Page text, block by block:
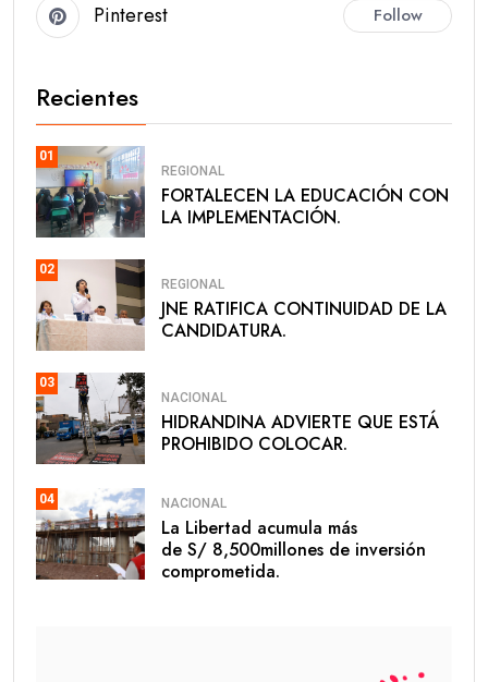
Pinterest Follow
Recientes
01
REGIONAL
FORTALECEN LA EDUCACIÓN CON
LA IMPLEMENTACIÓN.
02
REGIONAL
JNE RATIFICA CONTINUIDAD DE LA
CANDIDATURA.
03
NACIONAL
HIDRANDINA ADVIERTE QUE ESTÁ
PROHIBIDO COLOCAR.
04 NACIONAL
La Libertad acumula más
de S/ 8,500millones de inversión
comprometida.